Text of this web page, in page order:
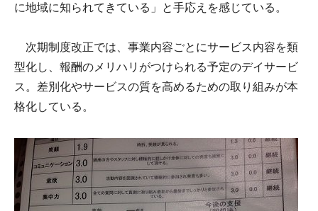
に地域に知られてきている」と手応えを感じている。
次期制度改正では、事業内容ごとにサービス内容を類
型化し、報酬のメリハリがつけられる予定のデイサービ
ス。差別化やサービスの質を高めるための取り組みが本
格化している。